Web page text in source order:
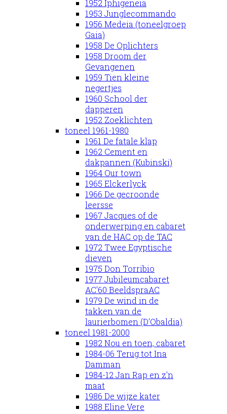
1952 Iphigeneia
1953 Junglecommando
1956 Medeia (toneelgroep
Gaia)
1958 De Oplichters
1958 Droom der
Gevangenen
1959 Tien kleine
negertjes
1960 School der
dapperen
1952 Zoeklichten
toneel 1961-1980
1961 De fatale klap
1962 Cement en
dakpannen (Kubinski)
1964 Our town
1965 Elckerlyck
1966 De gecroonde
leersse
1967 Jacques of de
onderwerping en cabaret
van de HAC op de TAC
1972 Twee Egyptische
dieven
1975 Don Torribio
1977 Jubileumcabaret
AC'60 BeeldspraAC
1979 De wind in de
takken van de
laurierbomen (D'Obaldia)
toneel 1981-2000
1982 Nou en toen, cabaret
1984-06 Terug tot Ina
Damman
1984-12 Jan Rap en z'n
maat
1986 De wijze kater
1988 Eline Vere